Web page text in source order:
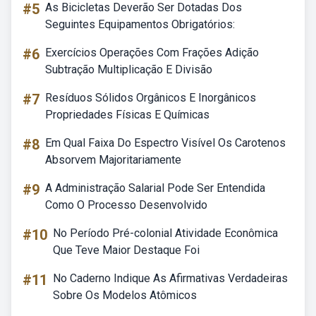
#5 As Bicicletas Deverão Ser Dotadas Dos
Seguintes Equipamentos Obrigatórios:
#6 Exercícios Operações Com Frações Adição
Subtração Multiplicação E Divisão
#7 Resíduos Sólidos Orgânicos E Inorgânicos
Propriedades Físicas E Químicas
#8 Em Qual Faixa Do Espectro Visível Os Carotenos
Absorvem Majoritariamente
#9 A Administração Salarial Pode Ser Entendida
Como O Processo Desenvolvido
#10 No Período Pré-colonial Atividade Econômica
Que Teve Maior Destaque Foi
#11
No Caderno Indique As Afirmativas Verdadeiras
Sobre Os Modelos Atômicos